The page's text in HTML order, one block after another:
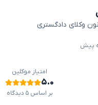
وکلای دادگستری
امتیاز موکلین
۵.۰
بر اساس ۵ دیدگاه